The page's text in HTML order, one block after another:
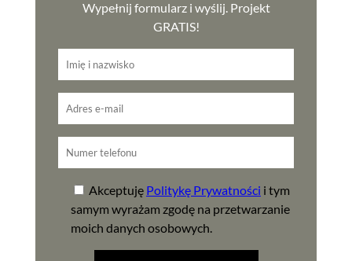
Wypełnij formularz i wyślij. Projekt
GRATIS!
Akceptuję Politykę Prywatności i tym
samym wyrażam zgodę na przetwarzanie
moich danych osobowych.